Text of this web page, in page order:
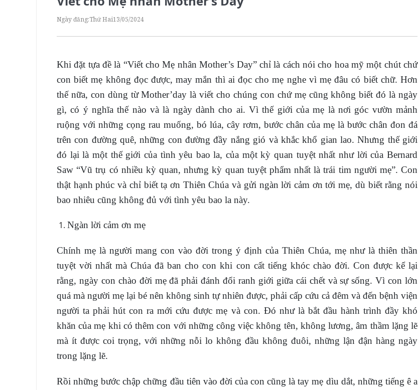
Ngày đăng:Thứ Hai13/05/2024
Khi đặt tựa đề là “Viết cho Mẹ nhân Mother’s Day” chỉ là cách nói cho hoa mỹ một chút chứ
con biết mẹ không đọc được, may mắn thì ai đọc cho mẹ nghe vì mẹ đâu có biết chữ. Hơn
thế nữa, con dùng từ Mother’day là viết cho chúng con chứ mẹ cũng không biết đó là ngày
gì, có ý nghĩa thế nào và là ngày dành cho ai. Vì thế giới của mẹ là nơi góc vườn mảnh
ruộng với những cọng rau muống, bó lúa, cây rơm, bước chân của mẹ là bước chân đon đá
trên con đường quê, những con đường đầy nắng gió và khắc khổ gian lao. Nhưng thế giới
đó lại là một thế giới của tình yêu bao la, của một kỳ quan tuyệt nhất như lời của Bernard
Saw “Vũ trụ có nhiều kỳ quan, nhưng kỳ quan tuyệt phẩm nhất là trái tim người mẹ”. Con
thật hạnh phúc và chỉ biết tạ ơn Thiên Chúa và gửi ngàn lời cảm ơn tới mẹ, dù biết rằng nói
bao nhiêu cũng không đủ với tình yêu bao la này.
Ngàn lời cảm ơn mẹ
Chính mẹ là người mang con vào đời trong ý định của Thiên Chúa, mẹ như là thiên thần
tuyệt vời nhất mà Chúa đã ban cho con khi con cất tiếng khóc chào đời. Con được kể lại
rằng, ngày con chào đời mẹ đã phải đánh đổi ranh giới giữa cái chết và sự sống. Vì con lớn
quá mà người mẹ lại bé nên không sinh tự nhiên được, phải cấp cứu cả đêm và đến bệnh viện
người ta phải hút con ra mới cứu được mẹ và con. Đó như là bắt đầu hành trình đầy khó
khăn của mẹ khi có thêm con với những công việc không tên, không lương, âm thầm lặng lẽ
mà ít được coi trọng, với những nỗi lo không đầu không đuôi, những lận đận hàng ngày
trong lặng lẽ.
Rồi những bước chập chững đầu tiên vào đời của con cũng là tay mẹ dìu dắt, những tiếng ê a